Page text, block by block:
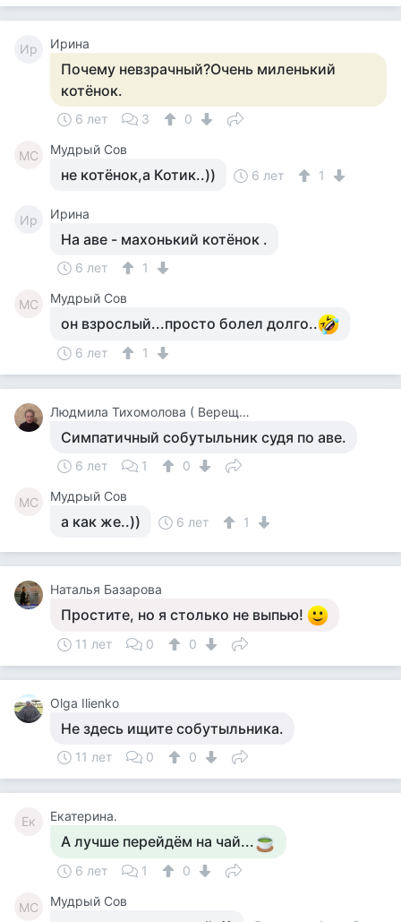
Ир Ирина
Почему невзрачный?Очень миленький
котёнок.
6 лет 3 0
МС Мудрый Сов
не котёнок,а Котик..)) 6 лет 1
Ир Ирина
На аве - махонький котёнок .
6 лет 1
МС Мудрый Сов
он взрослый...просто болел долго..
6 лет 1
Людмила Тихомолова ( Верещагина )
Симпатичный собутыльник судя по аве.
6 лет 1 0
МС Мудрый Сов
а как же..)) 6 лет 1
Наталья Базарова
Простите, но я столько не выпью!
11 лет 0 0
Olga Ilienko
Не здесь ищите собутыльника.
11 лет 0 0
Ек Екатерина.
А лучше перейдём на чай...
6 лет 1 0
МС Мудрый Сов